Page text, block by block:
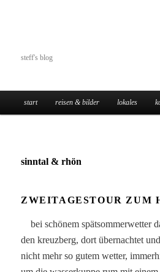
steff's blog
menu
start reisen & bilder lokales
sinntal & rhön
ZWEITAGESTOUR ZUM
bei schönem spätsommerwetter
den kreuzberg, dort übernachtet
nicht mehr so gutem wetter,